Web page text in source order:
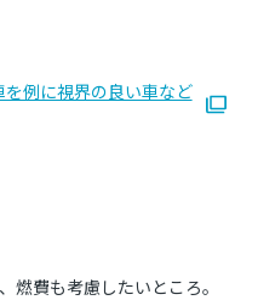
例に視界の良い車など
燃費も考慮したいところ。